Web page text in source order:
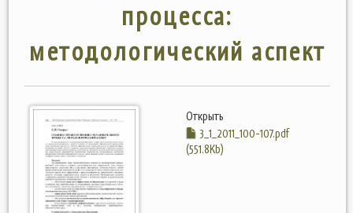
процесса:
методологический аспект
Открыть
3_1_2011_100-107.pdf
(551.8Kb)